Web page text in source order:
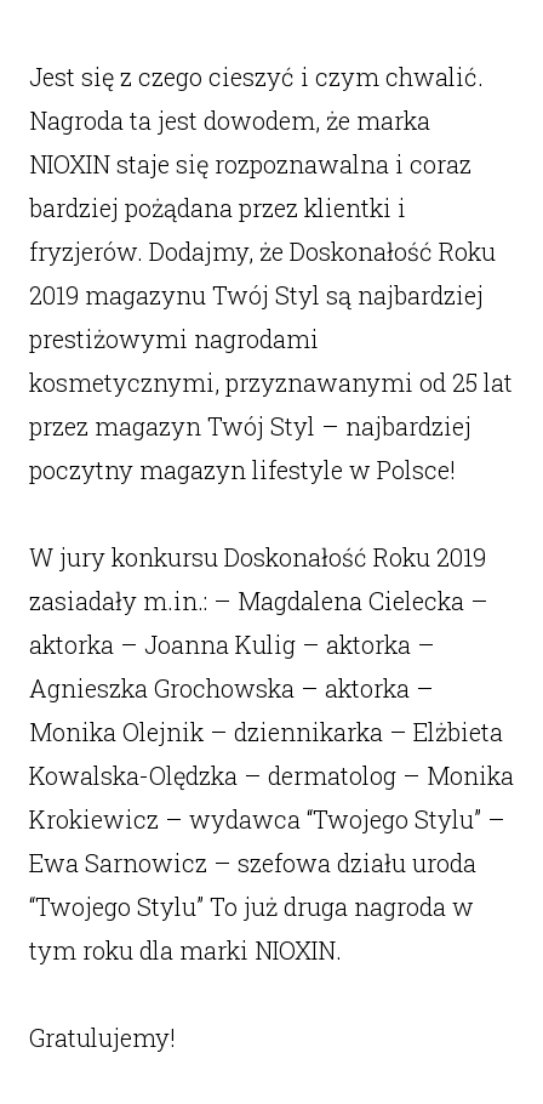
Jest się z czego cieszyć i czym chwalić.
Nagroda ta jest dowodem, że marka
NIOXIN staje się rozpoznawalna i coraz
bardziej pożądana przez klientki i
fryzjerów. Dodajmy, że Doskonałość Roku
2019 magazynu Twój Styl są najbardziej
prestiżowymi nagrodami
kosmetycznymi, przyznawanymi od 25 lat
przez magazyn Twój Styl – najbardziej
poczytny magazyn lifestyle w Polsce!
W jury konkursu Doskonałość Roku 2019
zasiadały m.in.: – Magdalena Cielecka –
aktorka – Joanna Kulig – aktorka –
Agnieszka Grochowska – aktorka –
Monika Olejnik – dziennikarka – Elżbieta
Kowalska-Olędzka – dermatolog – Monika
Krokiewicz – wydawca “Twojego Stylu” –
Ewa Sarnowicz – szefowa działu uroda
“Twojego Stylu” To już druga nagroda w
tym roku dla marki NIOXIN.
Gratulujemy!